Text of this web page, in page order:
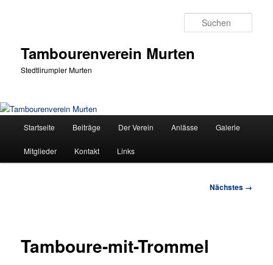
Tambourenverein Murten
Stedtlirumpler Murten
Startseite Beiträge Der Verein Anlässe Galerie
Mitglieder Kontakt Links
Nächstes →
Tamboure-mit-Trommel